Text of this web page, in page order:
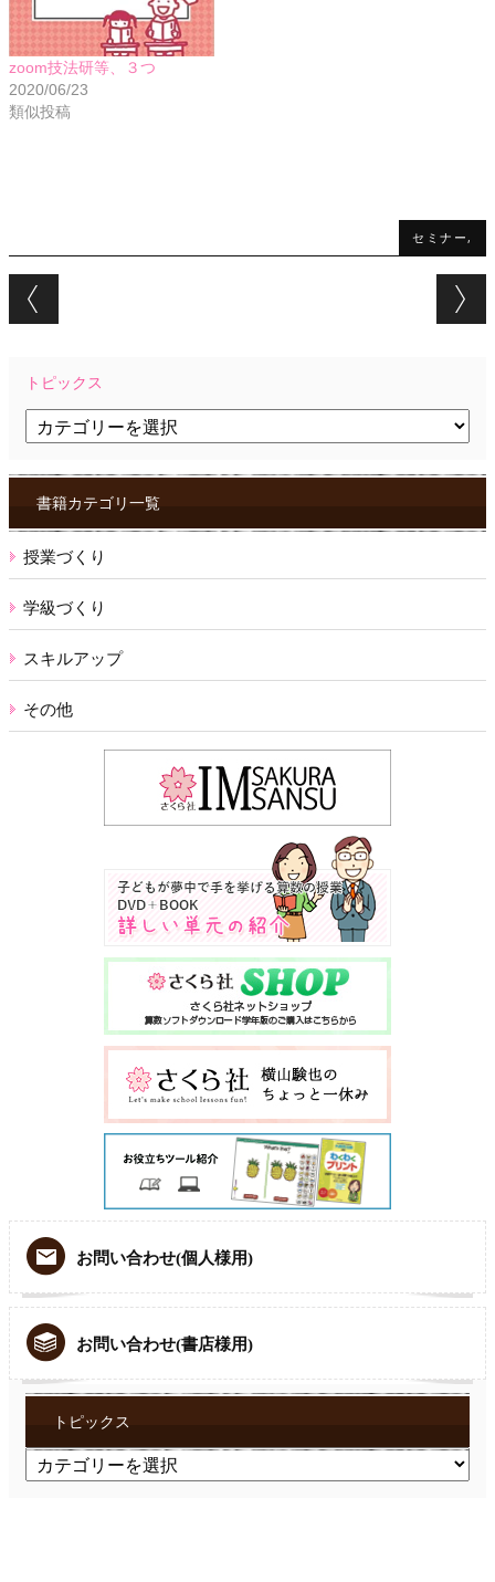
zoom技法研等、３つ
2020/06/23
類似投稿
セミナー,
Post navigation
トピックス
ク
ス書籍カテゴリ一覧
授業づくり
学級づくり
スキルアップ
その他
お問い合わせ(個人様用)
お問い合わせ(書店様用)
トピックス
ト